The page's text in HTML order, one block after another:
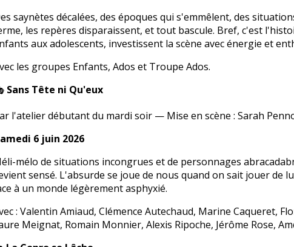
saynètes décalées, des époques qui s'emmêlent, des
les repères disparaissent, et tout bascule. Bref, c'est
aux adolescents, investissent la scène avec énergie et
les groupes Enfants, Ados et Troupe Ados.
Sans Tête ni Qu'eux
l'atelier débutant du mardi soir — Mise en scène : Sarah
6 juin 2026
mélo de situations incongrues et de personnages
sensé. L'absurde se joue de nous quand on sait jouer de
à un monde légèrement asphyxié.
: Valentin Amiaud, Clémence Autechaud, Marine Caqueret,
Meignat, Romain Monnier, Alexis Ripoche, Jérôme Rose,